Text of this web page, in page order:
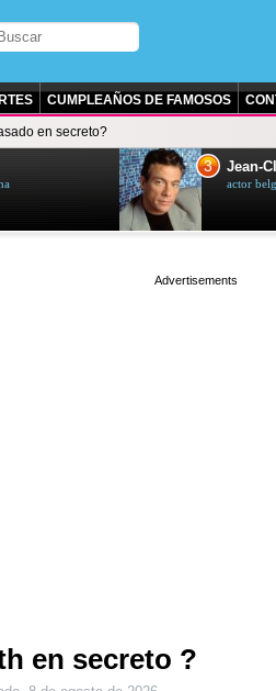
CUMPLEAÑOS DE FAMOSOS
en secreto?
3 Jean-
actor
en secreto ?